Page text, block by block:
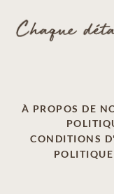
À PROPOS DE
CONDITIONS